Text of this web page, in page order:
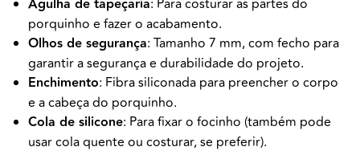
Agulha de tapeçaria: Para costurar as partes do
porquinho e fazer o acabamento.
Olhos de segurança: Tamanho 7 mm, com fecho para
garantir a segurança e durabilidade do projeto.
Enchimento: Fibra siliconada para preencher o corpo
e a cabeça do porquinho.
Cola de silicone: Para fixar o focinho (também pode
usar cola quente ou costurar, se preferir).